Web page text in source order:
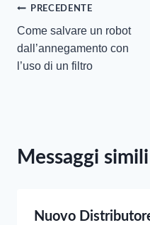
Navigazione
articoli
PRECEDENTE
Come salvare un robot
dall’annegamento con
l’uso di un filtro
Messaggi simili
Nuovo